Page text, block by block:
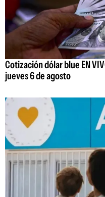
Cotización dólar blue EN
jueves 6 de agosto